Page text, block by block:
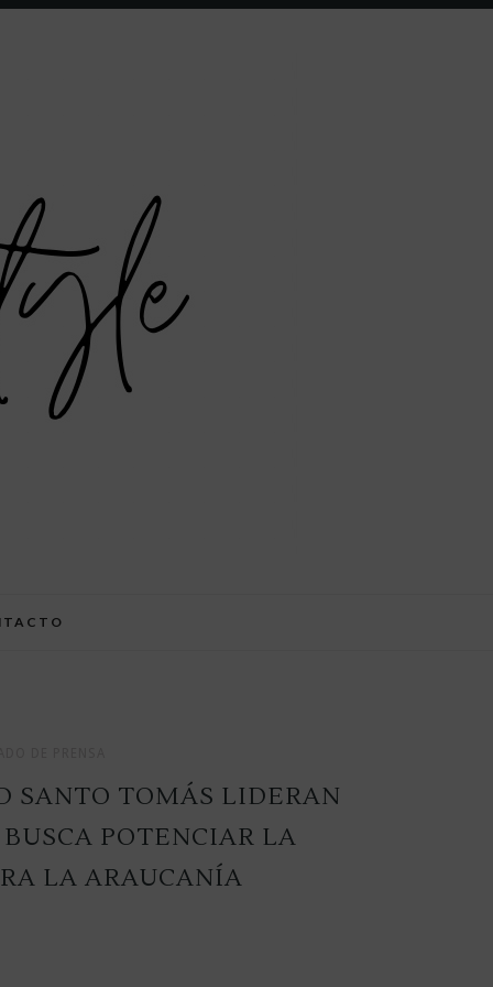
SANTO TOMÁS LIDERAN
POTENCIAR LA
LA ARAUCANÍA